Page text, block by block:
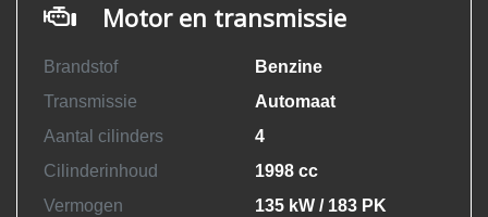
Motor en transmissie
Brandstof
Benzine
Transmissie
Automaat
Aantal cilinders
4
Cilinderinhoud
1998 cc
Vermogen
135 kW / 183 PK